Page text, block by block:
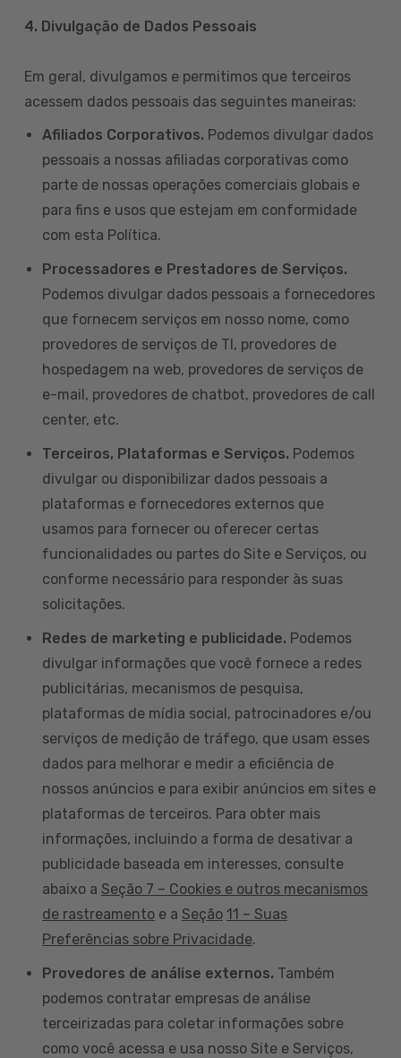
4. Divulgação de Dados Pessoais
Em geral, divulgamos e permitimos que terceiros
acessem dados pessoais das seguintes maneiras:
Afiliados Corporativos. Podemos divulgar dados
pessoais a nossas afiliadas corporativas como
parte de nossas operações comerciais globais e
para fins e usos que estejam em conformidade
com esta Política.
Processadores e Prestadores de Serviços.
Podemos divulgar dados pessoais a fornecedores
que fornecem serviços em nosso nome, como
provedores de serviços de TI, provedores de
hospedagem na web, provedores de serviços de
e-mail, provedores de chatbot, provedores de call
center, etc.
Terceiros, Plataformas e Serviços. Podemos
divulgar ou disponibilizar dados pessoais a
plataformas e fornecedores externos que
usamos para fornecer ou oferecer certas
funcionalidades ou partes do Site e Serviços, ou
conforme necessário para responder às suas
solicitações.
Redes de marketing e publicidade. Podemos
divulgar informações que você fornece a redes
publicitárias, mecanismos de pesquisa,
plataformas de mídia social, patrocinadores e/ou
serviços de medição de tráfego, que usam esses
dados para melhorar e medir a eficiência de
nossos anúncios e para exibir anúncios em sites e
plataformas de terceiros. Para obter mais
informações, incluindo a forma de desativar a
publicidade baseada em interesses, consulte
abaixo a Seção 7 – Cookies e outros mecanismos
de rastreamento e a Seção 11 – Suas
Preferências sobre Privacidade.
Provedores de análise externos. Também
podemos contratar empresas de análise
terceirizadas para coletar informações sobre
como você acessa e usa nosso Site e Serviços,